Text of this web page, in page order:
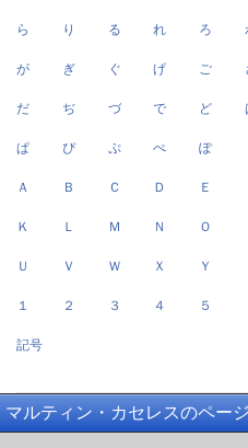
ら り る れ ろ
が ぎ ぐ げ ご
だ ぢ づ で ど
ぱ ぴ ぷ ぺ ぽ
Ａ Ｂ Ｃ Ｄ Ｅ
Ｋ Ｌ Ｍ Ｎ Ｏ
Ｕ Ｖ Ｗ Ｘ Ｙ
１ ２ ３ ４ ５
記号
マルティン・カセレスのペー